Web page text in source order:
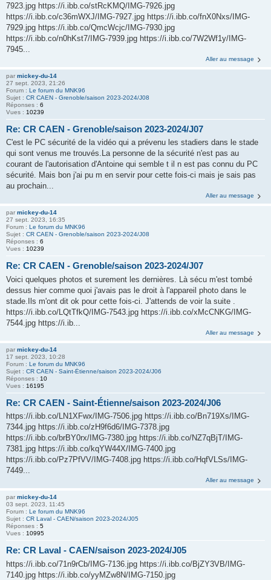
7923.jpg https://i.ibb.co/stRcKMQ/IMG-7926.jpg
https://i.ibb.co/c36mWXJ/IMG-7927.jpg https://i.ibb.co/fnX0Nxs/IMG-
7929.jpg https://i.ibb.co/QmcWcjc/IMG-7930.jpg
https://i.ibb.co/n0hKst7/IMG-7939.jpg https://i.ibb.co/7W2Wf1y/IMG-
7945...
Aller au message
par mickey-du-14
27 sept. 2023, 21:26
Forum : Le forum du MNK96
Sujet : CR CAEN - Grenoble/saison 2023-2024/J08
Réponses : 6
Vues : 10239
Re: CR CAEN - Grenoble/saison 2023-2024/J07
C'est le PC sécurité de la vidéo qui a prévenu les stadiers dans le stade
qui sont venus me trouvés.La personne de la sécurité n'est pas au
courant de l'autorisation d'Antoine qui semble t il n est pas connu du PC
sécurité. Mais bon j'ai pu m en servir pour cette fois-ci mais je sais pas
au prochain...
Aller au message
par mickey-du-14
27 sept. 2023, 16:35
Forum : Le forum du MNK96
Sujet : CR CAEN - Grenoble/saison 2023-2024/J08
Réponses : 6
Vues : 10239
Re: CR CAEN - Grenoble/saison 2023-2024/J07
Voici quelques photos et surement les dernières. Là sécu m'est tombé
dessus hier comme quoi j'avais pas le droit à l'appareil photo dans le
stade.Ils m'ont dit ok pour cette fois-ci. J'attends de voir la suite .
https://i.ibb.co/LQtTfkQ/IMG-7543.jpg https://i.ibb.co/xMcCNKG/IMG-
7544.jpg https://i.ib...
Aller au message
par mickey-du-14
17 sept. 2023, 10:28
Forum : Le forum du MNK96
Sujet : CR CAEN - Saint-Étienne/saison 2023-2024/J06
Réponses : 10
Vues : 16195
Re: CR CAEN - Saint-Étienne/saison 2023-2024/J06
https://i.ibb.co/LN1XFwx/IMG-7506.jpg https://i.ibb.co/Bn719Xs/IMG-
7344.jpg https://i.ibb.co/zH9f6d6/IMG-7378.jpg
https://i.ibb.co/brBY0rx/IMG-7380.jpg https://i.ibb.co/NZ7qBjT/IMG-
7381.jpg https://i.ibb.co/kqYW44X/IMG-7400.jpg
https://i.ibb.co/Pz7PfVV/IMG-7408.jpg https://i.ibb.co/HqfVLSs/IMG-
7449...
Aller au message
par mickey-du-14
03 sept. 2023, 11:45
Forum : Le forum du MNK96
Sujet : CR Laval - CAEN/saison 2023-2024/J05
Réponses : 5
Vues : 10995
Re: CR Laval - CAEN/saison 2023-2024/J05
https://i.ibb.co/71n9rCb/IMG-7136.jpg https://i.ibb.co/BjZY3VB/IMG-
7140.jpg https://i.ibb.co/yyMZw8N/IMG-7150.jpg